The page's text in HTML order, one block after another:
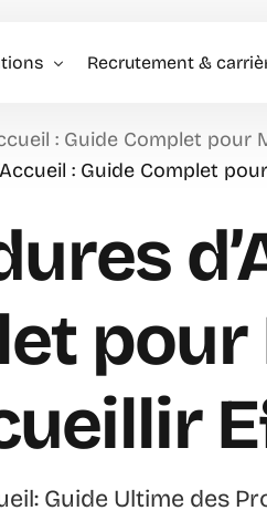
événementiel & Hôtes
Recrutement &
: Guide Complet pour
: Guide Complet
pour
Guide Ultime des